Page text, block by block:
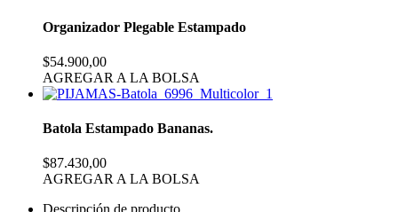
Organizador Plegable Estampado
$54.900,00
AGREGAR A LA BOLSA
Batola Estampado Bananas.
$87.430,00
AGREGAR A LA BOLSA